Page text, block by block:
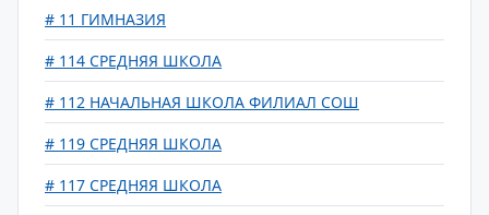
# 11 ГИМНАЗИЯ
# 114 СРЕДНЯЯ ШКОЛА
# 112 НАЧАЛЬНАЯ ШКОЛА ФИЛИАЛ СОШ
# 119 СРЕДНЯЯ ШКОЛА
# 117 СРЕДНЯЯ ШКОЛА